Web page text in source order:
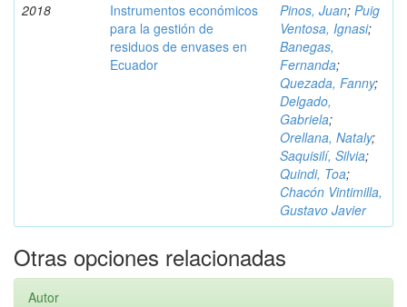
2018
Instrumentos económicos
para la gestión de
residuos de envases en
Ecuador
Pinos, Juan; Puig
Ventosa, Ignasi;
Banegas,
Fernanda;
Quezada, Fanny;
Delgado,
Gabriela;
Orellana, Nataly;
Saquisilí, Silvia;
Quindi, Toa;
Chacón Vintimilla,
Gustavo Javier
Otras opciones relacionadas
Autor